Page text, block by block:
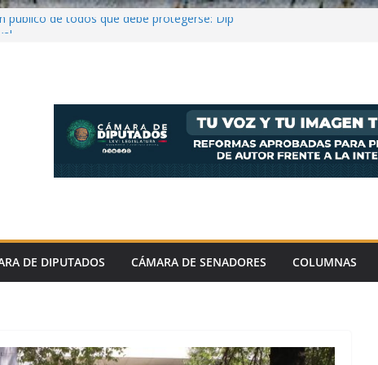
público de todos que debe protegerse: Dip
y riesgoso ante retos científicos
Jornada Nacional de Reforestación 2026;
de árboles y plantas
DE DIPUTADOS CÁMARA DE SENADORES COLUMNAS